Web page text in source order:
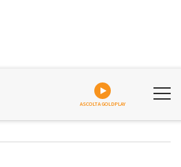
ASCOLTA GOLDPLAY